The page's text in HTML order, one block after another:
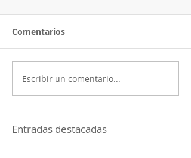
Comentarios
Escribir un comentario...
Entradas destacadas